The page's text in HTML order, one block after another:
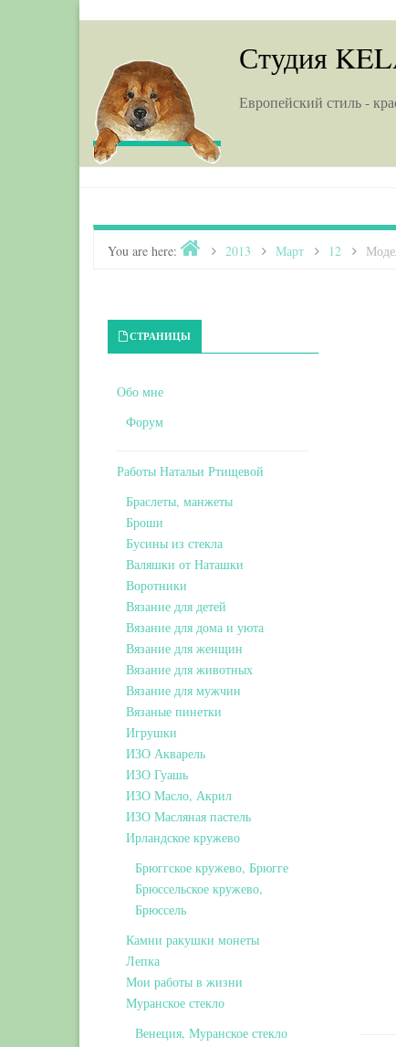
Студия
Европейский стиль -
You are here: Home2013 Март 12
Primary Sidebar
СТРАНИЦЫ
Обо мне
Форум
Работы Натальи Ртищевой
Браслеты, манжеты
Броши
Бусины из стекла
Валяшки от Наташки
Воротники
Вязание для детей
Вязание для дома и уюта
Вязание для женщин
Вязание для животных
Вязание для мужчин
Вязаные пинетки
Игрушки
ИЗО Акварель
ИЗО Гуашь
ИЗО Масло, Акрил
ИЗО Масляная пастель
Ирландское кружево
Брюггское кружево, Брюгге
Брюссельское кружево,
Брюссель
Камни ракушки монеты
Лепка
Мои работы в жизни
Муранское стекло
Венеция, Муранское стекло